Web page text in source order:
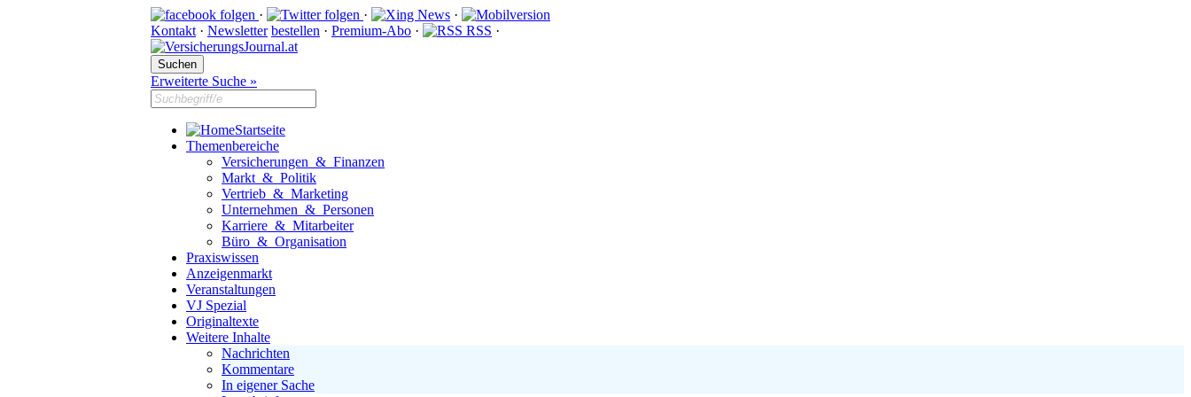
· ·
·
Kontakt · Newsletter bestellen · Premium-Abo · RSS ·
Erweiterte Suche »
Startseite
Themenbereiche
Versicherungen & Finanzen
Markt & Politik
Vertrieb & Marketing
Unternehmen & Personen
Karriere & Mitarbeiter
Büro & Organisation
Praxiswissen
Anzeigenmarkt
Veranstaltungen
VJ Spezial
Originaltexte
Weitere Inhalte
Nachrichten
Kommentare
In eigener Sache